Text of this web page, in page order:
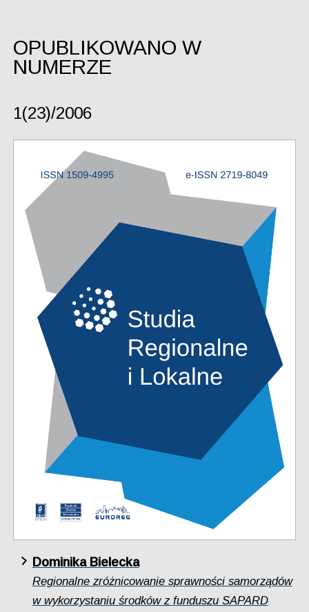
OPUBLIKOWANO W
NUMERZE
1(23)/2006
Dominika Bielecka
Regionalne zróżnicowanie sprawności samorządów
w wykorzystaniu środków z funduszu SAPARD